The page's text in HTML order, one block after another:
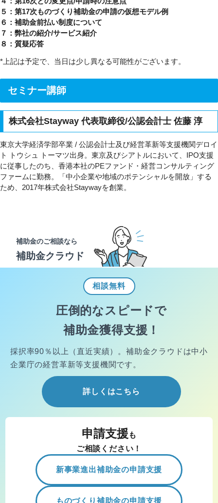
５：第17次ものづくり補助金の申請の仮想モデル例
６：補助金前払い制度について
７：弊社の紹介/サービス紹介
８：質疑応答
*上記は予定で、当日は少し異なる可能性がございます。
セミナー講師
株式会社Stayway 代表取締役/公認会計士 佐藤 淳
東京大学経済学部卒業 / 公認会計士及び経営革新等支援機関デロイ
ト トウシュ トーマツ出身。東京及びシアトルにおいて、IPO支援
に従事したのち、香港本社のPEファンド・経営コンサルティング
ファームに勤務。「中小企業や地域のポテンシャルを開放」する
ため、2017年株式会社Staywayを創業。
補助金のご相談なら
補助金クラウド
相談無料
圧倒的なスピードで
補助金獲得支援！
採択率90％以上（直近実績）。 補助金クラウドは中小
企業庁の経営革新等支援機関です。
詳しくはこちら
申請支援 も
ご相談ください！
新事業進出補助金の申請支援
ものづくり補助金の申請支援